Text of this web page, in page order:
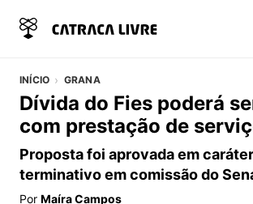
INÍCIO GRANA
Dívida do Fies poderá
com prestação de
Proposta foi aprovada em
terminativo em comissão do
Por Maíra Campos